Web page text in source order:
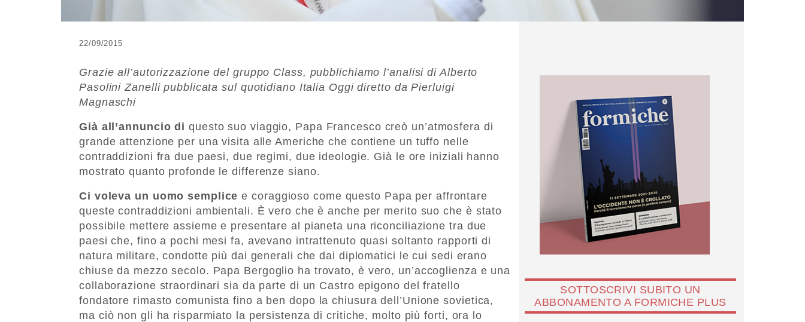
22/09/2015
Grazie all’autorizzazione del gruppo Class, pubblichiamo l’analisi di Alberto
Pasolini Zanelli pubblicata sul quotidiano Italia Oggi diretto da Pierluigi
Magnaschi
Già all’annuncio di questo suo viaggio, Papa Francesco creò un’atmosfera di
grande attenzione per una visita alle Americhe che contiene un tuffo nelle
contraddizioni fra due paesi, due regimi, due ideologie. Già le ore iniziali hanno
mostrato quanto profonde le differenze siano.
Ci voleva un uomo semplice e coraggioso come questo Papa per affrontare
queste contraddizioni ambientali. È vero che è anche per merito suo che è stato
possibile mettere assieme e presentare al pianeta una riconciliazione tra due
paesi che, fino a pochi mesi fa, avevano intrattenuto quasi soltanto rapporti di
natura militare, condotte più dai generali che dai diplomatici le cui sedi erano
chiuse da mezzo secolo. Papa Bergoglio ha trovato, è vero, un’accoglienza e una
collaborazione straordinari sia da parte di un Castro epigono del fratello
fondatore rimasto comunista fino a ben dopo la chiusura dell’Unione sovietica,
ma ciò non gli ha risparmiato la persistenza di critiche, molto più forti, ora lo
SOTTOSCRIVI SUBITO UN
ABBONAMENTO A FORMICHE PLUS